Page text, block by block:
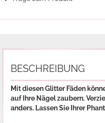
BESCHREIBUNG
Mit diesen Glitter Fäden
auf Ihre Nägel zaubern.
anders. Lassen Sie Ihrer